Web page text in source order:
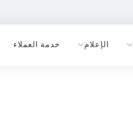
الإعلام خدمة العملاء